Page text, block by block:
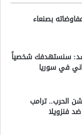
بصنعاء
سنستهدفك شخصياً
في سوريا
الحرب.. ترامب
فنزويلا